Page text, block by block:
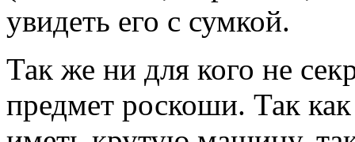
увидеть его с сумкой.
Так же ни для кого не
предмет роскоши. Так